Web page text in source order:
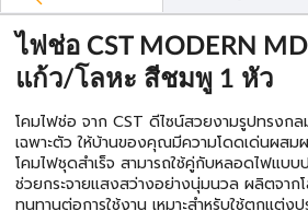
ไฟช่อ CST MODERN
แก้ว/โลหะ สีชมพู 1 หัว
โคมไฟช่อ จาก CST ดีไซน์สวยงามรูปทรง
เฉพาะตัว ให้บ้านของคุณมีความโดดเด่นผส
โคมไฟชุดสำเร็จ สามารถใช้คู่กับหลอดไฟแบบ
ช่วยกระจายแสงสว่างอย่างนุ่มนวล ผลิตจาก
ทนทานต่อการใช้งาน เหมาะสำหรับใช้ตกแต่ง